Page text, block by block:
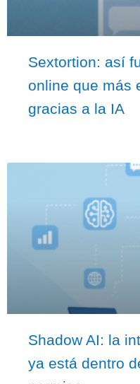
Sextortion: así
online que más
gracias a la IA
Shadow AI: la
ya está dentro